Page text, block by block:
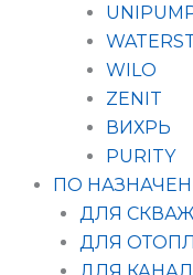
WILO
ZENIT
ВИХРЬ
PURITY
ПО
ДЛЯ
ДЛЯ